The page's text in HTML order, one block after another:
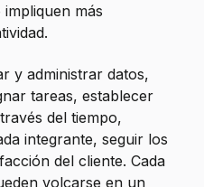
más
y administrar datos,
tareas, establecer
del tiempo,
integrante, seguir los
del cliente. Cada
volcarse en un